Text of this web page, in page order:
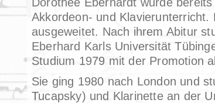
Akkordeon- und
ausgeweitet. Nach ihrem Abitur
Eberhard Karls Universität
Studium 1979 mit der Promotion
Sie ging 1980 nach London und
Tucapsky) und Klarinette an der